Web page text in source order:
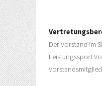
Der Vorstand im
Leistungssport